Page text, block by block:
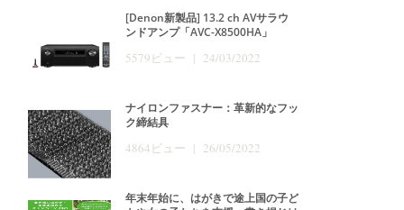
[Denon新製品] 13.2 ch AVサラウ
ンドアンプ「AVC-X8500HA」
5579ビュー | 24/03/2022
ナイロンファスナー：革新的なフッ
ク締結具
4864ビュー | 26/05/2022
年末年始に、はがきで途上国の子ど